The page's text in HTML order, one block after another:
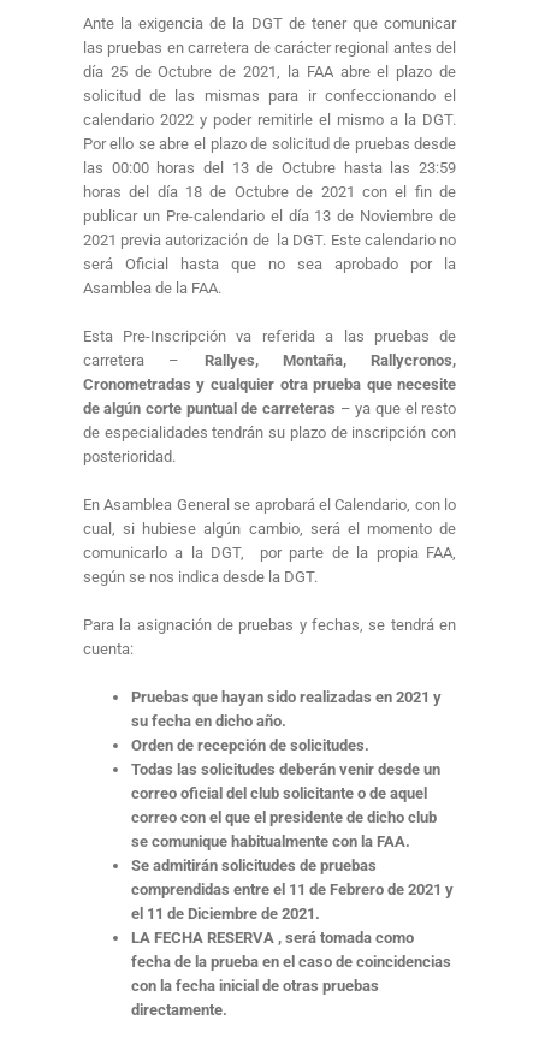
Ante la exigencia de la DGT de tener que comunicar
las pruebas en carretera de carácter regional antes del
día 25 de Octubre de 2021, la FAA abre el plazo de
solicitud de las mismas para ir confeccionando el
calendario 2022 y poder remitirle el mismo a la DGT.
Por ello se abre el plazo de solicitud de pruebas desde
las 00:00 horas del 13 de Octubre hasta las 23:59
horas del día 18 de Octubre de 2021 con el fin de
publicar un Pre-calendario el día 13 de Noviembre de
2021 previa autorización de la DGT. Este calendario no
será Oficial hasta que no sea aprobado por la
Asamblea de la FAA.
Esta Pre-Inscripción va referida a las pruebas de
carretera – Rallyes, Montaña, Rallycronos,
Cronometradas y cualquier otra prueba que necesite
de algún corte puntual de carreteras – ya que el resto
de especialidades tendrán su plazo de inscripción con
posterioridad.
En Asamblea General se aprobará el Calendario, con lo
cual, si hubiese algún cambio, será el momento de
comunicarlo a la DGT, por parte de la propia FAA,
según se nos indica desde la DGT.
Para la asignación de pruebas y fechas, se tendrá en
cuenta:
Pruebas que hayan sido realizadas en 2021 y
su fecha en dicho año.
Orden de recepción de solicitudes.
Todas las solicitudes deberán venir desde un
correo oficial del club solicitante o de aquel
correo con el que el presidente de dicho club
se comunique habitualmente con la FAA.
Se admitirán solicitudes de pruebas
comprendidas entre el 11 de Febrero de 2021 y
el 11 de Diciembre de 2021.
LA FECHA RESERVA , será tomada como
fecha de la prueba en el caso de coincidencias
con la fecha inicial de otras pruebas
directamente.